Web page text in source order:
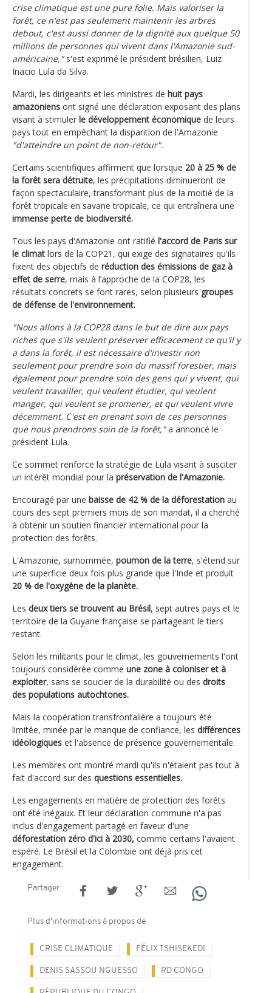
crise climatique est une pure folie. Mais valoriser la
forêt, ce n'est pas seulement maintenir les arbres
debout, c'est aussi donner de la dignité aux quelque 50
millions de personnes qui vivent dans l'Amazonie sud-
américaine,"s'est exprimé le président brésilien, Luiz
Inacio Lula da Silva.
Mardi, les dirigeants et les ministres de huit pays
amazoniens ont signé une déclaration exposant des plans
visant à stimuler le développement économique de leurs
pays tout en empêchant la disparition de l'Amazonie
"d'atteindre un point de non-retour".
Certains scientifiques affirment que lorsque 20 à 25 % de
la forêt sera détruite, les précipitations diminueront de
façon spectaculaire, transformant plus de la moitié de la
forêt tropicale en savane tropicale, ce qui entraînera une
immense perte de biodiversité.
Tous les pays d'Amazonie ont ratifié l'accord de Paris sur
le climat lors de la COP21, qui exige des signataires qu'ils
fixent des objectifs de réduction des émissions de gaz à
effet de serre, mais à l’approche de la COP28, les
résultats concrets se font rares, selon plusieurs groupes
de défense de l'environnement.
"Nous allons à la COP28 dans le but de dire aux pays
riches que s'ils veulent préserver efficacement ce qu'il y
a dans la forêt, il est nécessaire d'investir non
seulement pour prendre soin du massif forestier, mais
également pour prendre soin des gens qui y vivent, qui
veulent travailler, qui veulent étudier, qui veulent
manger, qui veulent se promener, et qui veulent vivre
décemment. C'est en prenant soin de ces personnes
que nous prendrons soin de la forêt,"a annoncé le
président Lula.
Ce sommet renforce la stratégie de Lula visant à susciter
un intérêt mondial pour la préservation de l'Amazonie.
Encouragé par une baisse de 42 % de la déforestation au
cours des sept premiers mois de son mandat, il a cherché
à obtenir un soutien financier international pour la
protection des forêts.
L'Amazonie, surnommée, poumon de la terre, s'étend sur
une superficie deux fois plus grande que l'Inde et produit
20 % de l'oxygène de la planète.
Les deux tiers se trouvent au Brésil, sept autres pays et le
territoire de la Guyane française se partageant le tiers
restant.
Selon les militants pour le climat, les gouvernements l'ont
toujours considérée comme une zone à coloniser et à
exploiter, sans se soucier de la durabilité ou des droits
des populations autochtones.
Mais la coopération transfrontalière a toujours été
limitée, minée par le manque de confiance, les différences
idéologiques et l'absence de présence gouvernementale.
Les membres ont montré mardi qu'ils n'étaient pas tout à
fait d'accord sur des questions essentielles.
Les engagements en matière de protection des forêts
ont été inégaux. Et leur déclaration commune n'a pas
inclus d'engagement partagé en faveur d'une
déforestation zéro d'ici à 2030, comme certains l'avaient
espéré. Le Brésil et la Colombie ont déjà pris cet
engagement.
Partager
Plus d'informations à propos de
CRISE CLIMATIQUE FÉLIX TSHISEKEDI
DENIS SASSOU NGUESSO RD CONGO